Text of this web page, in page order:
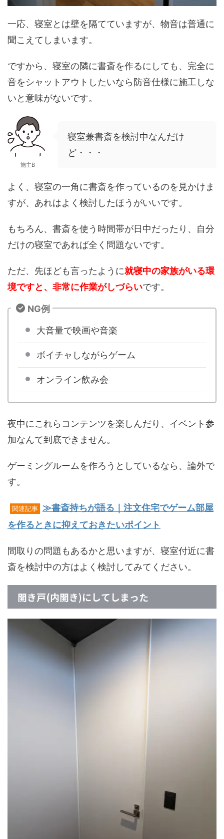
一応、寝室とは壁を隔てていますが、物音は普通に
聞こえてしまいます。
ですから、寝室の隣に書斎を作るにしても、完全に
音をシャットアウトしたいなら防音仕様に施工しな
いと意味がないです。
施主B
寝室兼書斎を検討中なんだけ
ど・・・
よく、寝室の一角に書斎を作っているのを見かけま
すが、あれはよく検討したほうがいいです。
もちろん、書斎を使う時間帯が日中だったり、自分
だけの寝室であれば全く問題ないです。
ただ、先ほども言ったように就寝中の家族がいる環
境ですと、非常に作業がしづらいです。
NG例
大音量で映画や音楽
ボイチャしながらゲーム
オンライン飲み会
夜中にこれらコンテンツを楽しんだり、イベント参
加なんて到底できません。
ゲーミングルームを作ろうとしているなら、論外で
す。
関連記事
≫書斎持ちが語る｜注文住宅でゲーム部屋
を作るときに抑えておきたいポイント
間取りの問題もあるかと思いますが、寝室付近に書
斎を検討中の方はよく検討してみてください。
開き戸(内開き)にしてしまった